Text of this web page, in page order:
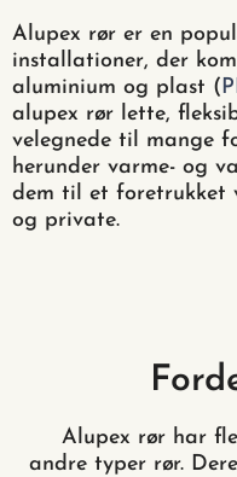
Alupex rør er en
installationer, der
aluminium og plast (
alupex rør lette,
velegnede til mange
herunder varme- og
dem til et foretrukket
og private.
Alupex rør har
andre typer rør.